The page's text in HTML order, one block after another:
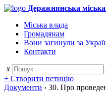
Деражнянська
Міська влада
Громадянам
Вони загинули за
Контакти
x
+ Створити петицію
Документи › 30. Про